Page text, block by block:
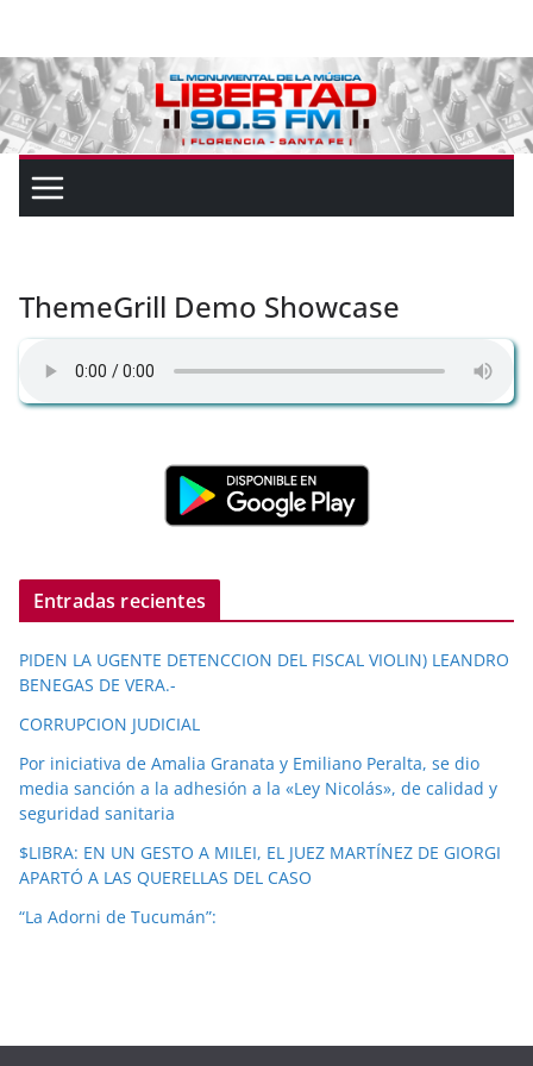
ThemeGrill Demo Showcase
Entradas recientes
PIDEN LA UGENTE DETENCCION DEL FISCAL VIOLIN) LEANDRO
BENEGAS DE VERA.-
CORRUPCION JUDICIAL
Por iniciativa de Amalia Granata y Emiliano Peralta, se dio
media sanción a la adhesión a la «Ley Nicolás», de calidad y
seguridad sanitaria
$LIBRA: EN UN GESTO A MILEI, EL JUEZ MARTÍNEZ DE GIORGI
APARTÓ A LAS QUERELLAS DEL CASO
“La Adorni de Tucumán”: